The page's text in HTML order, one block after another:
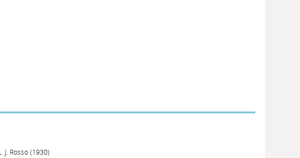
J. Rosso (1930)